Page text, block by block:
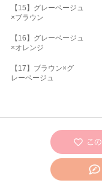
【15】グレーベージュ
×ブラウン
【16】グレーベージュ
×オレンジ
【17】ブラウン×グ
レーベージュ